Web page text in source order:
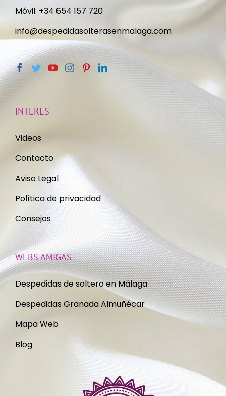
Móvil: +34 654 157 720
info@despedidasolterasenmalaga.com
INTERES
Videos
Contacto
Aviso Legal
Política de privacidad
Consejos
WEBS AMIGAS
Despedidas de soltero en Málaga
Despedidas Granada Almuñécar
Mapa Web
Blog